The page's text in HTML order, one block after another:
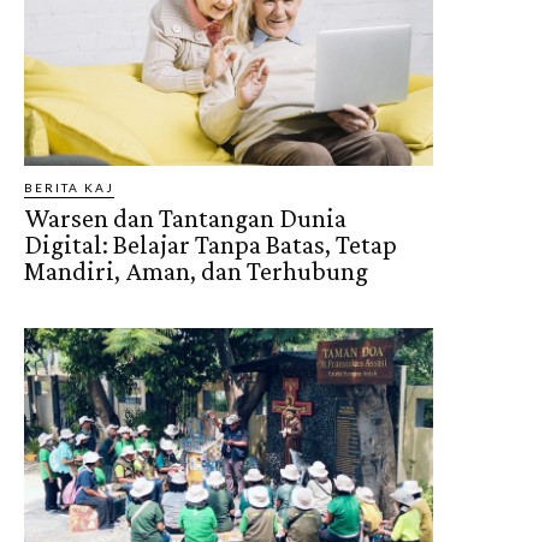
BERITA KAJ
Warsen dan Tantangan Dunia
Digital: Belajar Tanpa Batas, Tetap
Mandiri, Aman, dan Terhubung